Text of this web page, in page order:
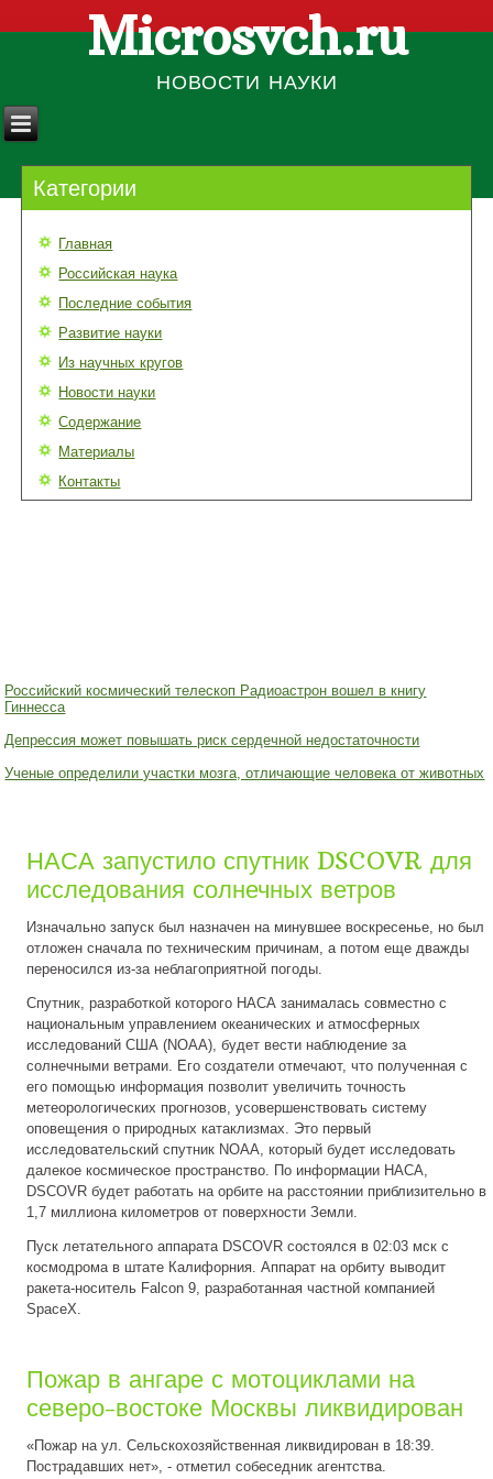
Microsvch.ru
НОВОСТИ НАУКИ
Категории
Главная
Российская наука
Последние события
Развитие науки
Из научных кругов
Новости науки
Содержание
Материалы
Контакты
Российский космический телескоп Радиоастрон вошел в книгу
Гиннесса
Депрессия может повышать риск сердечной недостаточности
Ученые определили участки мозга, отличающие человека от животных
НАСА запустило спутник DSCOVR для
исследования солнечных ветров
Изначально запуск был назначен на минувшее воскресенье, но был
отложен сначала по техническим причинам, а потом еще дважды
переносился из-за неблагоприятной погоды.
Спутник, разработкой которого НАСА занималась совместно с
национальным управлением океанических и атмосферных
исследований США (NOAA), будет вести наблюдение за
солнечными ветрами. Его создатели отмечают, что полученная с
его помощью информация позволит увеличить точность
метеорологических прогнозов, усовершенствовать систему
оповещения о природных катаклизмах. Это первый
исследовательский спутник NOAA, который будет исследовать
далекое космическое пространство. По информации НАСА,
DSCOVR будет работать на орбите на расстоянии приблизительно в
1,7 миллиона километров от поверхности Земли.
Пуск летательного аппарата DSCOVR состоялся в 02:03 мск с
космодрома в штате Калифорния. Аппарат на орбиту выводит
ракета-носитель Falcon 9, разработанная частной компанией
SpaceX.
Пожар в ангаре с мотоциклами на
северо-востоке Москвы ликвидирован
«Пожар на ул. Сельскохозяйственная ликвидирован в 18:39.
Пострадавших нет», - отметил собеседник агентства.